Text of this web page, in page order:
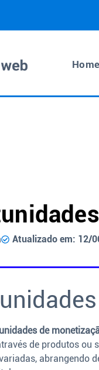
Home
Atualizado em: 12/
de
de produtos ou
abrangendo